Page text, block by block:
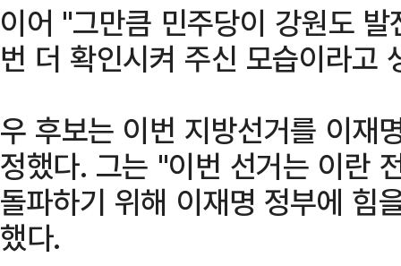
이어 "그만큼 민주당이 강원도
번 더 확인시켜 주신 모습이라고
우 후보는 이번 지방선거를 이재
정했다. 그는 "이번 선거는 이란
돌파하기 위해 이재명 정부에 힘
했다.